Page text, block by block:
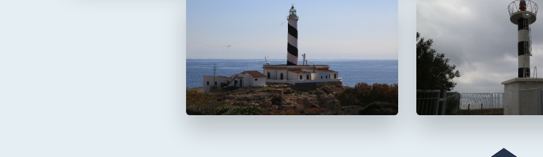
Faro de Cala Figuera Faro de